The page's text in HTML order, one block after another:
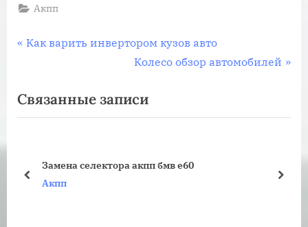
Акпп
Навигация
записям
П
д
ы
щ
Как варить инвертором кузов авто
С
е
д
Колесо обзор автомобилей
Связанные записи
Замена селектора акпп бмв е60
Акпп
пред